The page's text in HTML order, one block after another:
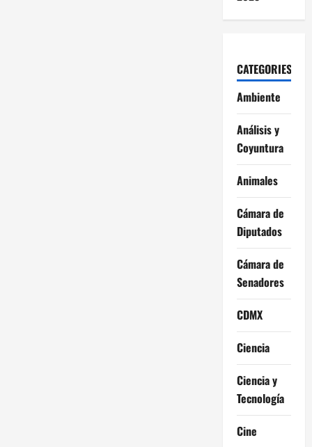
CATEGORIES
Ambiente
Análisis y
Coyuntura
Animales
Cámara de
Diputados
Cámara de
Senadores
CDMX
Ciencia
Ciencia y
Tecnología
Cine